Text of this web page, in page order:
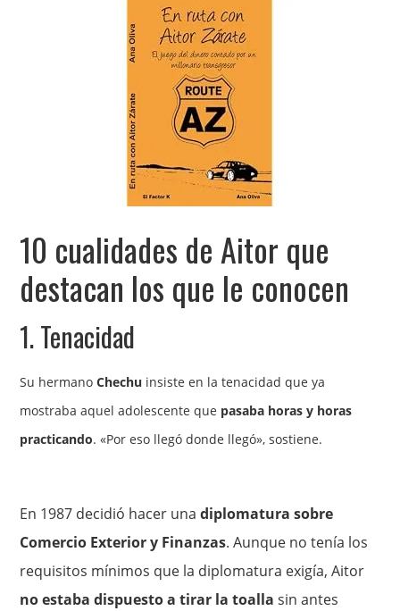
10 cualidades de Aitor que
destacan los que le conocen
1. Tenacidad
Su hermanoChechu insiste en la tenacidad que ya
mostraba aquel adolescente que pasaba horas y horas
practicando. «Por eso llegó donde llegó», sostiene.
En 1987 decidió hacer unadiplomatura sobre
Comercio Exterior y Finanzas. Aunque no tenía los
requisitos mínimos que la diplomatura exigía, Aitor
no estaba dispuesto a tirar la toalla sin antes